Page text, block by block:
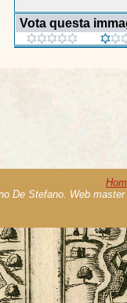
Vota questa
De Stefano. Web